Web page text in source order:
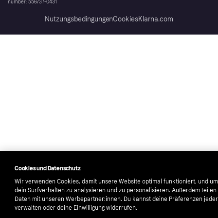
number: 556737-0431
NutzungsbedingungenCookiesKlarna.com
Cookies und Datenschutz
Wir verwenden Cookies, damit unsere Website optimal funktioniert, und um
dein Surfverhalten zu analysieren und zu personalisieren. Außerdem teilen
Daten mit unseren Werbepartner:innen. Du kannst deine Präferenzen
verwalten oder deine Einwilligung widerrufen.